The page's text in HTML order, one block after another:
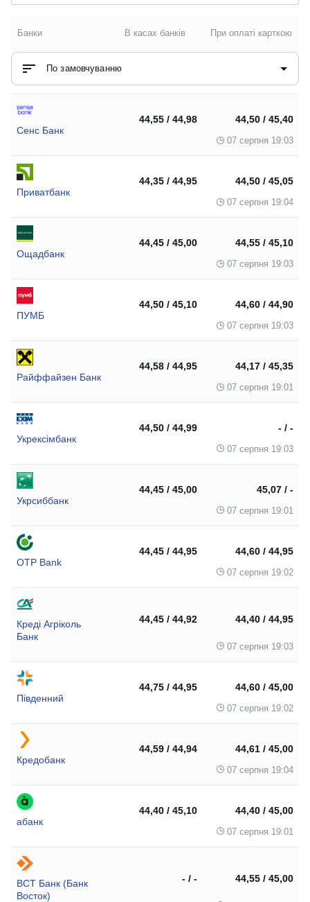
Банки В касах банків При оплаті карткою
По замовчуванню
Сенс Банк
44,55 / 44,98 44,50 / 45,40
07 серпня 19:03
Приватбанк
44,35 / 44,95 44,50 / 45,05
07 серпня 19:04
Ощадбанк
44,45 / 45,00 44,55 / 45,10
07 серпня 19:03
ПУМБ
44,50 / 45,10 44,60 / 44,90
07 серпня 19:03
Райффайзен Банк
44,58 / 44,95 44,17 / 45,35
07 серпня 19:01
Укрексімбанк
44,50 / 44,99 - / -
07 серпня 19:03
Укрсиббанк
44,45 / 45,00 45,07 / -
07 серпня 19:01
OTP Bank
44,45 / 44,95 44,60 / 44,95
07 серпня 19:02
Креді Агріколь
Банк
44,45 / 44,92 44,40 / 44,95
07 серпня 19:03
Південний
44,75 / 44,95 44,60 / 45,00
07 серпня 19:02
Кредобанк
44,59 / 44,94 44,61 / 45,00
07 серпня 19:04
абанк
44,40 / 45,10 44,40 / 45,00
07 серпня 19:01
ВСТ Банк (Банк
Восток)
- / - 44,55 / 45,00